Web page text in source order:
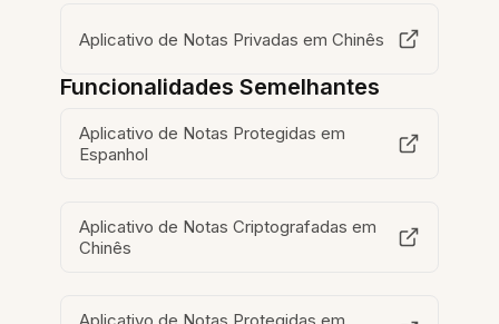
Aplicativo de Notas Privadas em Chinês
Funcionalidades Semelhantes
Aplicativo de Notas Protegidas em
Espanhol
Aplicativo de Notas Criptografadas em
Chinês